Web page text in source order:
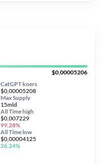
$0,00005206
CatGPT koers
$0,00005208
Max Supply
15mld
All Timehigh
$0,007229
99,28%
All Time low
$0,00004125
26,24%